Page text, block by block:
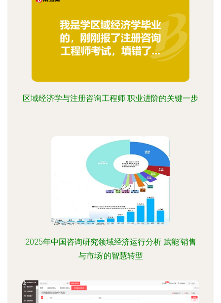
区域经济学与注册咨询工程师 职业进阶的关键一步
2025年中国咨询研究领域经济运行分析 赋能‘销售
与市场’的智慧转型